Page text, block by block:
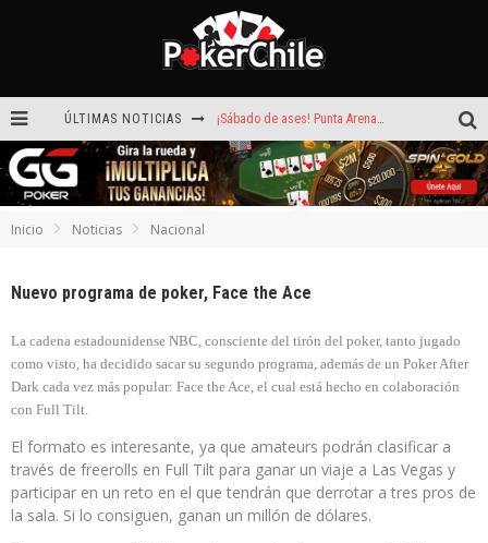
ÚLTIMAS NOTICIAS ROAD TO CLSOP Puerto Plata, satélite a Main Event.
Carlos Faúndez aceleró hasta la victoria en el Turbo de Dreams Temuco
Reef Poker: la próxima plataforma de póker que puede llevar tu voz
¡Sábado de ases! Punta Arenas y Valdivia repartieron más de $3,8 millones
Inicio Noticias Nacional
Nuevo programa de poker, Face the Ace
La cadena estadounidense NBC, consciente del tirón del poker, tanto jugado
como visto, ha decidido sacar su segundo programa, además de un Poker After
Dark cada vez más popular: Face the Ace, el cual está hecho en colaboración
con Full Tilt.
El formato es interesante, ya que amateurs podrán clasificar a
través de freerolls en Full Tilt para ganar un viaje a Las Vegas y
participar en un reto en el que tendrán que derrotar a tres pros de
la sala. Si lo consiguen, ganan un millón de dólares.